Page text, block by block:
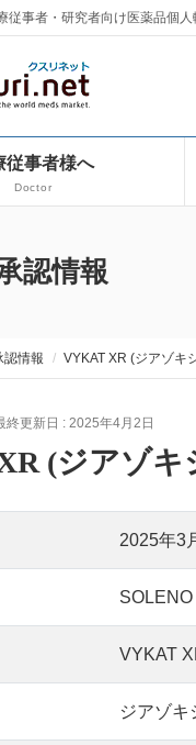
従事者・研究者向け医薬品個人
従事者様へ
Doctor
認情報
認情報 VYKAT XR (ジアゾキ
終更新日 : 2025年4月2日
(ジアゾ
2025年3
VYKAT
ジアゾキ